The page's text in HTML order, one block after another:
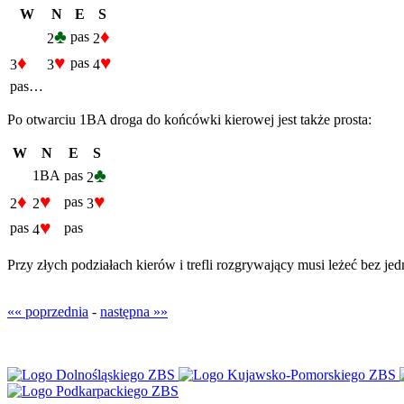
W N E
S
2♣ pas 2♦
3♦ 3♥ pas 4♥
pas…
Po otwarciu 1BA droga do końcówki kierowej jest także prosta:
W N E
S
1BA pas 2♣
2♦ 2♥ pas 3♥
pas 4♥ pas
Przy złych podziałach kierów i trefli rozgrywający musi leżeć bez
«« poprzednia - następna »»